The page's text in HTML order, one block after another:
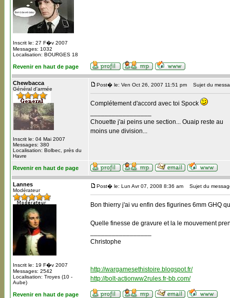
Inscrit le: 27 F�v 2007
Messages: 1032
Localisation: BOURGES 18
Revenir en haut de page
Chewbacca
Général d'armée
Inscrit le: 04 Mai 2007
Messages: 380
Localisation: Bolbec, près du
Havre
Post� le: Ven Oct 26, 2007 11:51 pm Sujet du
Complétement d'accord avec toi Spock
Chouette j'ai peins une section... Ouaip reste au
moins une division...
Revenir en haut de page
Lannes
Modérateur
Inscrit le: 19 F�v 2007
Messages: 2542
Localisation: Troyes (10 -
Aube)
Post� le: Lun Avr 07, 2008 8:36 am Sujet du
Bon thierry j'ai vu enfin des figurines 6mm GHQ
Quelle finesse de gravure et la le mouvement
Christophe
http://wargamesethistoire.blogspot.fr/
http://bolt-actionww2rules.fr-bb.com/
Revenir en haut de page